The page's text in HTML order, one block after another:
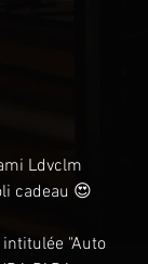
Ldvclm
cadeau 😍
"Auto